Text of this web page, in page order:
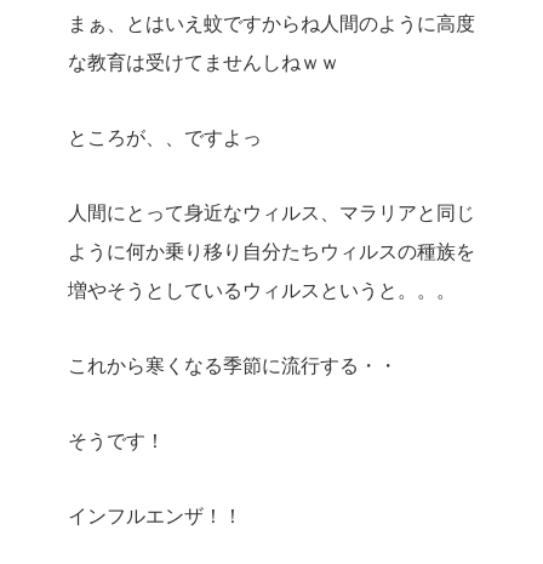
まぁ、とはいえ蚊ですからね人間のように高度
な教育は受けてませんしねｗｗ
ところが、、ですよっ
人間にとって身近なウィルス、マラリアと同じ
ように何か乗り移り自分たちウィルスの種族を
増やそうとしているウィルスというと。。。
これから寒くなる季節に流行する・・
そうです！
インフルエンザ！！